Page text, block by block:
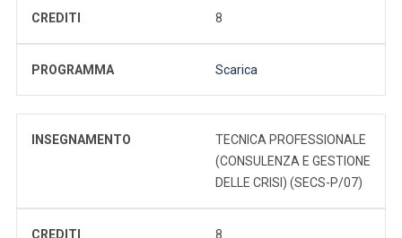
CREDITI 8
PROGRAMMA Scarica
INSEGNAMENTO
TECNICA PROFESSIONALE
(CONSULENZA E GESTIONE
DELLE CRISI) (SECS-P/07)
CREDITI 8